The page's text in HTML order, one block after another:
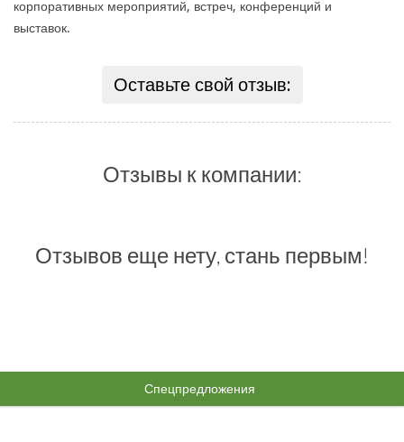
корпоративных мероприятий, встреч, конференций и
выставок.
Оставьте свой отзыв:
Отзывы к компании:
Отзывов еще нету, стань первым!
Спецпредложения